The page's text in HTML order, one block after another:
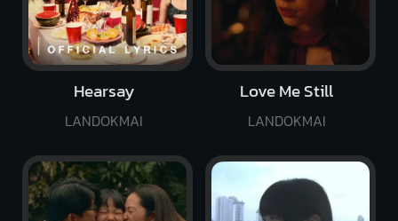
Hearsay
LANDOKMAI
Love Me Still
LANDOKMAI